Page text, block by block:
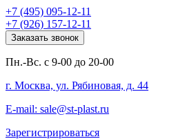
+7 (495) 095-12-11
+7 (926) 157-12-11
Заказать звонок
Пн.-Вс. с 9-00 до 20-00
г. Москва, ул. Рябиновая, д. 44
E-mail: sale@st-plast.ru
Зарегистрироваться